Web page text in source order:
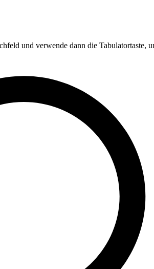
und verwende dann die Tabulatortaste,